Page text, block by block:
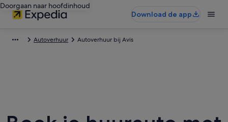
Doorgaan naar hoofdinhoud
Download de app
Autoverhuur Autoverhuur bij Avis